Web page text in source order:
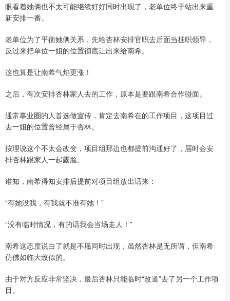
眼看着她俩也不太可能继续好好同时出现了，老单位终于站出来重
新安排一番。
老单位为了平衡她俩关系，先给杏林安排官职去后面当挂职领导，
反过来把单位一姐的位置彻底让出来给南希。
这也算是让南希气焰更涨！
之后，有次安排杏林家人去的工作，原本是要跟南希合作碰面。
通常事业圈的人首选做宣传，肯定去南希在的工作项目，这项目过
去一姐的位置曾经属于杏林。
按理说这个不太会改变，项目组那边也都提前沟通好了，届时会安
排杏林跟家人一起露脸。
谁知，南希得知安排后提前对项目组放出话来：
“有她没我，有我就不准有她！”
“没有临时情况，有的话我会当场走人！”
南希这态度说白了就是不愿同时出现，虽然杏林是无所谓，但南希
仿佛如临大敌似的。
由于对方反应非常坚决，最后杏林只能临时“改道”去了另一个工作项
目。